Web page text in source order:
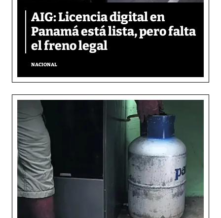
AIG: Licencia digital en
Panamá está lista, pero falta
el freno legal
NACIONAL